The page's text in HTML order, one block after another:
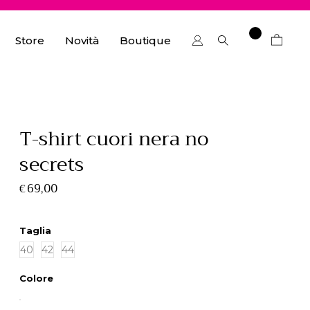
Store Novità Boutique
T-shirt cuori nera no
secrets
€69,00
40 42 44
Taglia
Colore